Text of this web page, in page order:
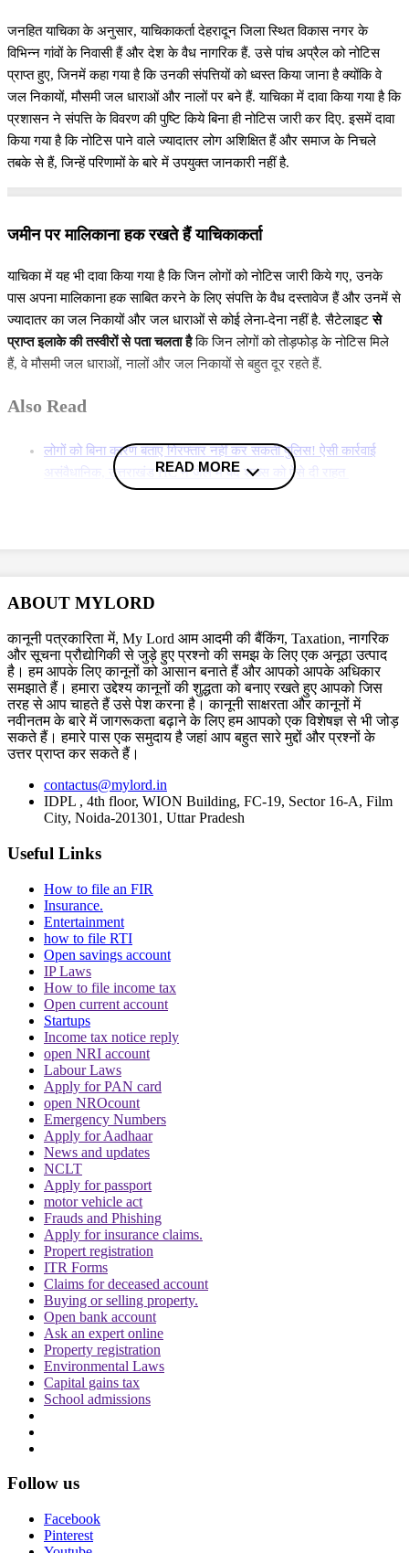
जनहित याचिका के अनुसार, याचिकाकर्ता देहरादून जिला स्थित विकास नगर के
विभिन्न गांवों के निवासी हैं और देश के वैध नागरिक हैं. उसे पांच अप्रैल को नोटिस
प्राप्त हुए, जिनमें कहा गया है कि उनकी संपत्तियों को ध्वस्त किया जाना है क्योंकि वे
जल निकायों, मौसमी जल धाराओं और नालों पर बने हैं. याचिका में दावा किया गया है कि
प्रशासन ने संपत्ति के विवरण की पुष्टि किये बिना ही नोटिस जारी कर दिए. इसमें दावा
किया गया है कि नोटिस पाने वाले ज्यादातर लोग अशिक्षित हैं और समाज के निचले
तबके से हैं, जिन्हें परिणामों के बारे में उपयुक्त जानकारी नहीं है.
जमीन पर मालिकाना हक रखते हैं याचिकाकर्ता
याचिका में यह भी दावा किया गया है कि जिन लोगों को नोटिस जारी किये गए, उनके
पास अपना मालिकाना हक साबित करने के लिए संपत्ति के वैध दस्तावेज हैं और उनमें से
ज्यादातर का जल निकायों और जल धाराओं से कोई लेना-देना नहीं है. सैटेलाइटसे
प्राप्त इलाके की तस्वीरों से पता चलता हैकि जिन लोगों को तोड़फोड़ के नोटिस मिले
हैं, वे मौसमी जल धाराओं, नालों और जल निकायों से बहुत दूर रहते हैं.
Also Read
लोगों को बिना कारण बताए गिरफ्तार नहीं कर सकती पुलिस! ऐसी कार्रवाई
असंवैधानिक, उत्तराखंड HC ने जेल में बंद शख्स को ऐसे दी राहत
ड्राइवर की लापरवाही बता इंश्योरेंस के पैसे देने से मना नहीं कर सकती बीमा
More News
(खबर एजेंसी इनपुट से है)
Topics
Uttarakhand High Court Property Demolition Uttarakhand HC
Trending in Hindi
CJI पर जूता फेंकने वाले वकील की बढ़ी मुश्किलें, AG
ने 'अवमानना' की कार्यवाही शुरू करने की इजाजत दी
पर्सनैलिटी राइट्स मामले में ऋतिक रोशन को मिली
Delhi HC को बड़ी राहत, कहा- ऑनलाइन प्लेटफॉर्म्स
को ऐसे पोस्ट हटाने होंगे
दिवाली पर Delhi-NCR के लोग फोड़ सकेंगे पटाखें,
इन शर्तों के साथ सुप्रीम कोर्ट ने दी ये इजाजत
बिहार विधानसभा चुनाव लड़ने के लिए अंतरिम जमानत
की मांग, शरजील इमाम ने Delhi Court से याचिका
वापस ली, अब सुप्रीम कोर्ट जाएंगे
थानों में लोगों की मौत के मामले में सुप्रीम कोर्ट सख्त,
READ MORE
ABOUT MYLORD
कानूनी पत्रकारिता में, My Lord आम आदमी की बैंकिंग, Taxation, नागरिक
और सूचना प्रौद्योगिकी से जुड़े हुए प्रश्नो की समझ के लिए एक अनूठा उत्पाद
है। हम आपके लिए कानूनों को आसान बनाते हैं और आपको आपके अधिकार
समझाते हैं। हमारा उद्देश्य कानूनों की शुद्धता को बनाए रखते हुए आपको जिस
तरह से आप चाहते हैं उसे पेश करना है। कानूनी साक्षरता और कानूनों में
नवीनतम के बारे में जागरूकता बढ़ाने के लिए हम आपको एक विशेषज्ञ से भी जोड़
सकते हैं। हमारे पास एक समुदाय है जहां आप बहुत सारे मुद्दों और प्रश्नों के
उत्तर प्राप्त कर सकते हैं।
contactus@mylord.in
IDPL , 4th floor, WION Building, FC-19, Sector 16-A, Film
City, Noida-201301, Uttar Pradesh
Useful Links
How to file an FIR
Insurance.
Entertainment
how to file RTI
Open savings account
IP Laws
How to file income tax
Open current account
Startups
Income tax notice reply
open NRI account
Labour Laws
Apply for PAN card
open NROcount
Emergency Numbers
Apply for Aadhaar
News and updates
NCLT
Apply for passport
motor vehicle act
Frauds and Phishing
Apply for insurance claims.
Propert registration
ITR Forms
Claims for deceased account
Buying or selling property.
Open bank account
Ask an expert online
Property registration
Environmental Laws
Capital gains tax
School admissions
Follow us
Facebook
Pinterest